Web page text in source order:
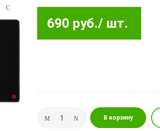
690 руб./ шт.
В корзину